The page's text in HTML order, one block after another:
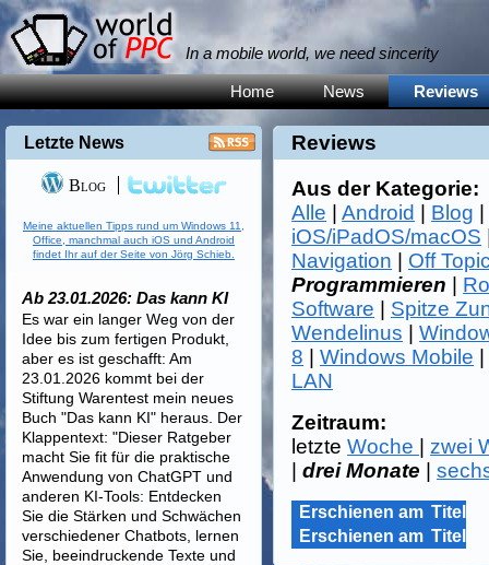
In a mobile world, we need sincerity
Home News Reviews
Reviews
Aus der Kategorie:
Alle |Android Blog
iOS/iPadOS/macOS
Navigation
Off
Programmieren
Software
Spitze
Wendelinus |
8 |Windows Mobile
LAN
Zeitraum:
letzteWoche
zwei
|drei Monate |
Erschienen am Titel
Erschienen am Titel
Letzte News
Blog
Meine aktuellen Tipps rund um Windows 11,
Office, manchmal auch iOS und Android
findet Ihr auf der Seite von Jörg Schieb.
Ab 23.01.2026: Das kann KI
Es war ein langer Weg von der
Idee bis zum fertigen Produkt,
aber es ist geschafft: Am
23.01.2026 kommt bei der
Stiftung Warentest mein neues
Buch "Das kann KI" heraus. Der
Klappentext: "Dieser Ratgeber
macht Sie fit für die praktische
Anwendung von ChatGPT und
anderen KI-Tools: Entdecken
Sie die Stärken und Schwächen
verschiedener Chatbots, lernen
Sie, beeindruckende Texte und